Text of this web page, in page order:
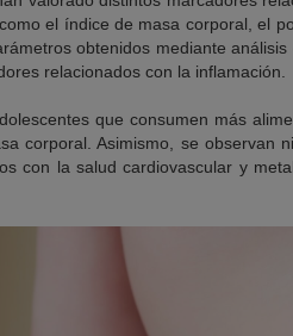
el índice de masa corporal, el
obtenidos mediante
relacionados con la inflamación.
que consumen más
corporal. Asimismo, se observan
con la salud cardiovascular y